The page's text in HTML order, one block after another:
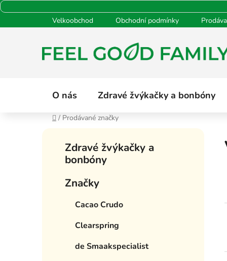
na
Velkoobchod Obchodní podmínky
O nás Zdravé žvýkačky a bonbóny
Domů
/ Prodávané značky
Přeskočit
kategorie
Zdravé žvýkačky a
bonbóny
Značky
Cacao Crudo
Clearspring
de Smaakspecialist